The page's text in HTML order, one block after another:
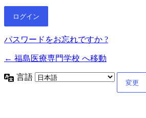
パスワードをお忘れですか ?
← 福島医療専門学校 へ移動
言語